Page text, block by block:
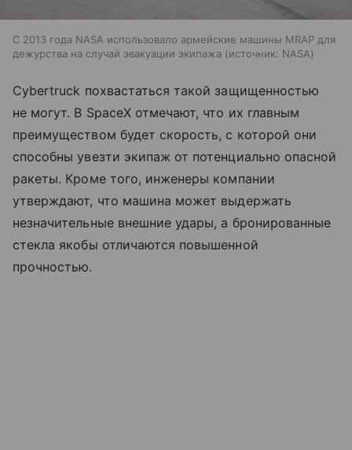
С 2013 года NASA использовало армейские машины MRAP для
дежурства на случай эвакуации экипажа
источник: NASA
Cybertruck похвастаться такой защищенностью
не могут. В SpaceX отмечают, что их главным
преимуществом будет скорость, с которой они
способны увезти экипаж от потенциально опасной
ракеты. Кроме того, инженеры компании
утверждают, что машина может выдержать
незначительные внешние удары, а бронированные
стекла якобы отличаются повышенной
прочностью.